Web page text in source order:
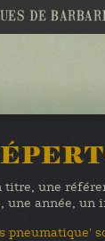
DE
titre, une
une année, un
pneumatique'